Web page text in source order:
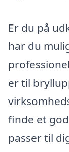
Er du på
har du
er til
finde et
passer til